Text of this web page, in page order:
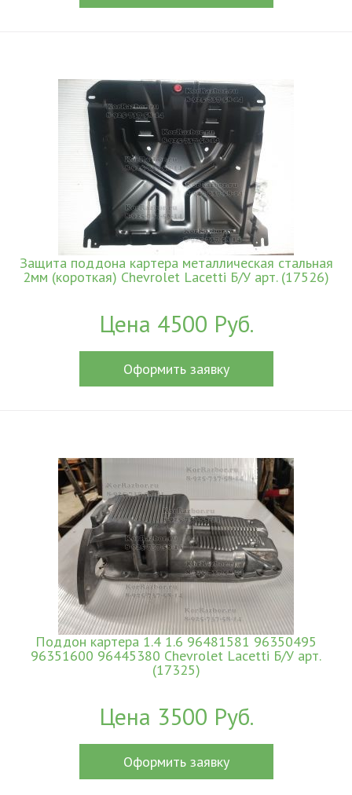
Защита поддона картера металлическая стальная
2мм (короткая) Chevrolet Lacetti Б/У арт. (17526)
Цена 4500 Руб.
Оформить заявку
Поддон картера 1.4 1.6 96481581 96350495
96351600 96445380 Chevrolet Lacetti Б/У арт.
(17325)
Цена 3500 Руб.
Оформить заявку